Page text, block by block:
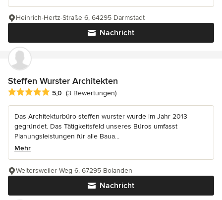
Nachricht
Heinrich-Hertz-Straße 6, 64295 Darmstadt
Steffen Wurster Architekten
Durchschnittliche Bewertung: 5 von 5 Sternen
5,0 (3 Bewertungen)
Das Architekturbüro steffen wurster wurde im Jahr 2013
gegründet. Das Tätigkeitsfeld unseres Büros umfasst
Planungsleistungen für alle Baua...
Mehr
Nachricht
Weitersweiler Weg 6, 67295 Bolanden